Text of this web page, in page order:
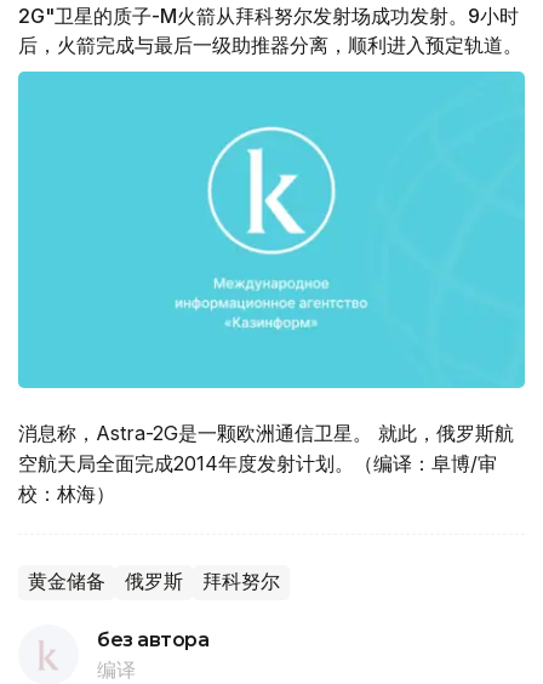
2G"卫星的质子-M火箭从拜科努尔发射场成功发射。9小时
后，火箭完成与最后一级助推器分离，顺利进入预定轨道。
消息称，Astra-2G是一颗欧洲通信卫星。 就此，俄罗斯航
空航天局全面完成2014年度发射计划。（编译：阜博/审
校：林海）
黄金储备 俄罗斯 拜科努尔
без автора
编译